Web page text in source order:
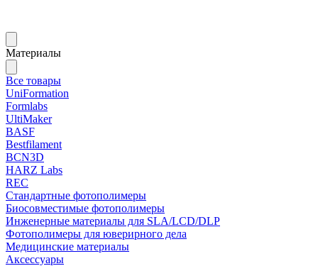
Материалы
Все товары
UniFormation
Formlabs
UltiMaker
BASF
Bestfilament
BCN3D
HARZ Labs
REC
Стандартные фотополимеры
Биосовместимые фотополимеры
Инженерные материалы для SLA/LCD/DLP
Фотополимеры для юверирного дела
Медицинские материалы
Аксессуары